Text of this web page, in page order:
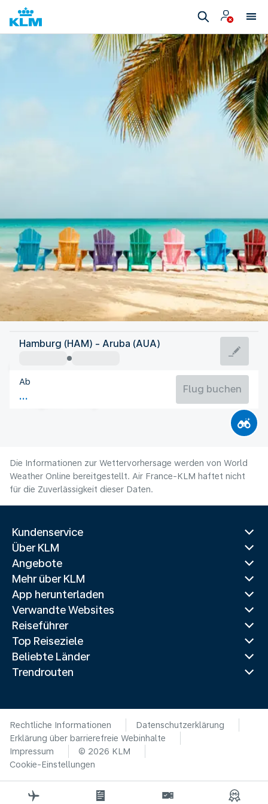
Aruba
Aruba
Aruba
Flugzeit
Hamburg (HAM) - Aruba (AUA)
Ab
Flug buchen
Die Informationen zur Wettervorhersage werden von World
Weather Online bereitgestellt. Air France-KLM haftet nicht
für die Zuverlässigkeit dieser Daten.
Kundenservice
Über KLM
Angebote
Mehr über KLM
App herunterladen
Verwandte Websites
Reiseführer
Top Reiseziele
Beliebte Länder
Trendrouten
Rechtliche Informationen
Datenschutzerklärung
Erklärung über barrierefreie Webinhalte
Impressum
© 2026 KLM
Cookie-Einstellungen